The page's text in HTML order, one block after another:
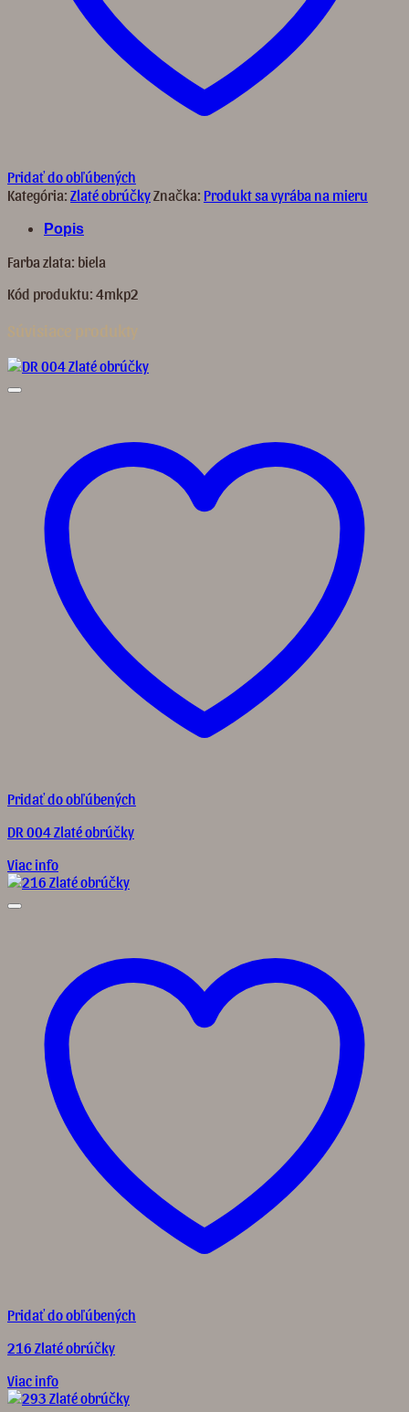
Pridať do obľúbených
Kategória: Zlaté obrúčkyZnačka: Produkt sa vyrába na mieru
Popis
Farba zlata: biela
Kód produktu: 4mkp2
Súvisiace produkty
Pridať do obľúbených
DR 004 Zlaté obrúčky
Viac info
Pridať do obľúbených
216 Zlaté obrúčky
Viac info